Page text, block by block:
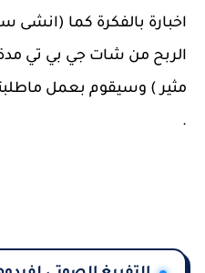
اخبارة بالفكرة كما (انشى
مثير ) وسيقوم بعمل
.